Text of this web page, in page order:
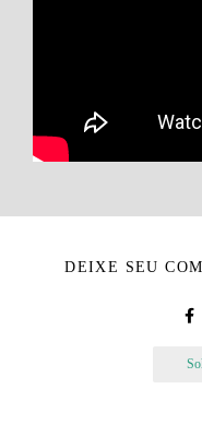
DEIXE SEU